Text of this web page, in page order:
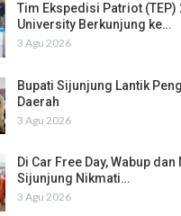
Tim Ekspedisi Patriot (TEP)
University Berkunjung ke…
3 Agu 2026
Bupati Sijunjung Lantik
Daerah
3 Agu 2026
Di Car Free Day, Wabup
Sijunjung Nikmati…
3 Agu 2026